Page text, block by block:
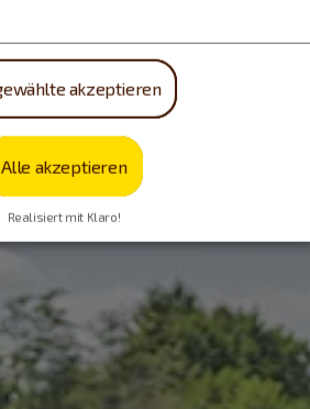
akzeptieren
Alle akzeptieren
Realisiert mit Klaro!